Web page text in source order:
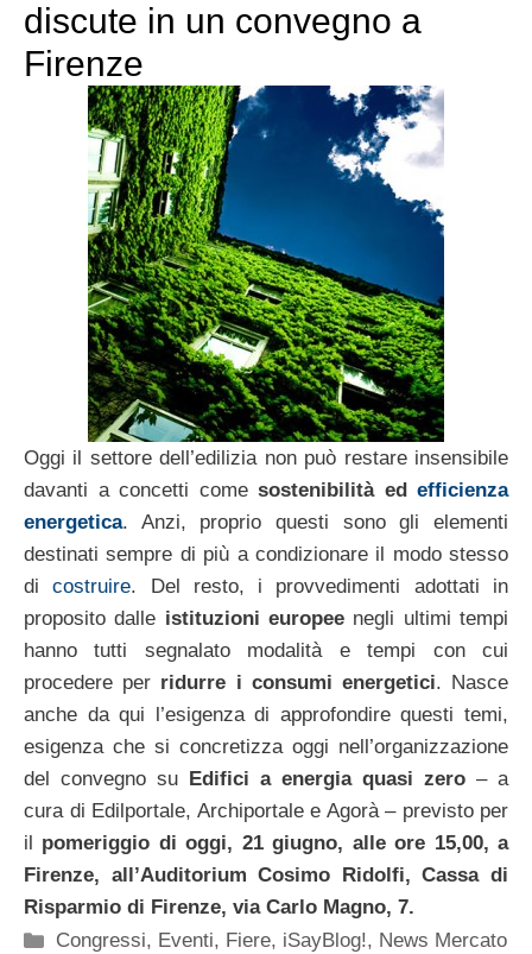
discute in un convegno a
Firenze
Oggi il settore dell’edilizia non può restare insensibile
davanti a concetti come sostenibilità ed efficienza
energetica. Anzi, proprio questi sono gli elementi
destinati sempre di più a condizionare il modo stesso
dicostruire. Del resto, i provvedimenti adottati in
proposito dalle istituzioni europee negli ultimi tempi
hanno tutti segnalato modalità e tempi con cui
procedere per ridurre i consumi energetici. Nasce
anche da qui l’esigenza di approfondire questi temi,
esigenza che si concretizza oggi nell’organizzazione
del convegno su
Edifici a energia quasi zero – a
cura di Edilportale, Archiportale e Agorà – previsto per
il pomeriggio di oggi, 21 giugno, alle ore 15,00, a
Firenze, all’Auditorium Cosimo Ridolfi, Cassa di
Risparmio di Firenze, via Carlo Magno, 7.
Categorie
Congressi, Eventi, Fiere, iSayBlog!, News Mercato